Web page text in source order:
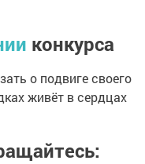
конкурса
о подвиге своего
живёт в сердцах